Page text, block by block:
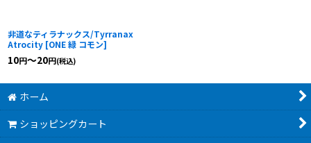
非道なティラナックス/Tyrranax
Atrocity [ONE 緑 コモン]
10円～20円(税込)
ホーム
ショッピングカート